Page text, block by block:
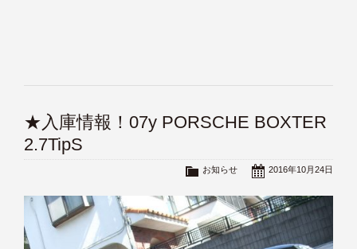
★入庫情報！07y PORSCHE BOXTER
2.7TipS
2016年10月24日
お知らせ